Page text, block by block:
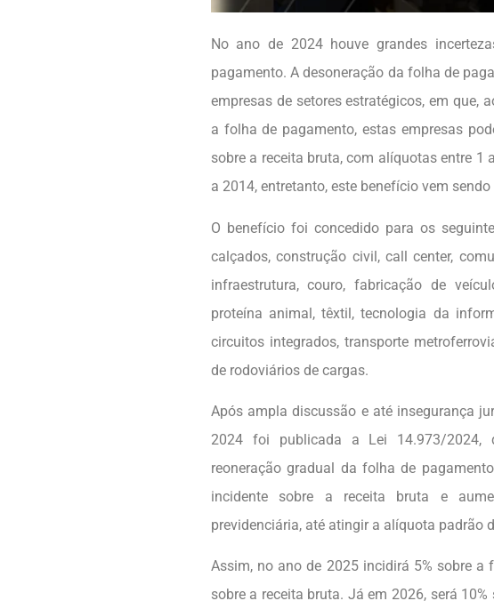
No ano de 2024 houve grandes
pagamento. A desoneração da folha de
empresas de setores estratégicos, em que,
a folha de pagamento, estas empresas
sobre a receita bruta, com alíquotas entre 1
a 2014, entretanto, este benefício vem
O benefício foi concedido para os
calçados, construção civil, call center,
infraestrutura, couro, fabricação de
proteína animal, têxtil, tecnologia da
circuitos integrados, transporte
de rodoviários de cargas.
Após ampla discussão e até insegurança
2024 foi publicada a Lei 14.973/2024,
reoneração gradual da folha de
incidente sobre a receita bruta e
previdenciária, até atingir a alíquota padrão
Assim, no ano de 2025 incidirá 5% sobre a
sobre a receita bruta. Já em 2026, será